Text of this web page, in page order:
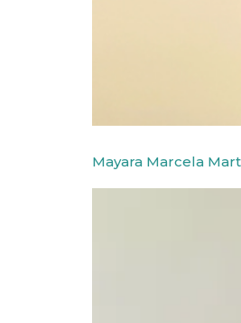
Mayara Marcela